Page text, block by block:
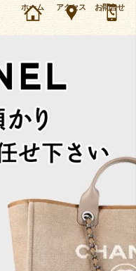
トンを40万円で買取・質預かりしま
質入れは大阪・豊中の質屋マルカにお
ホーム アクセス お問合せ